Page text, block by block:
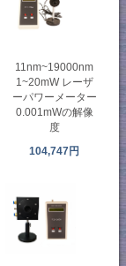
11nm~19000nm
1~20mW レーザ
ーパワーメーター
0.001mWの解像
度
104,747円